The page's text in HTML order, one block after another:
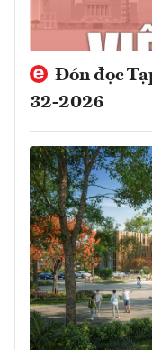
Đón đọc
32-2026